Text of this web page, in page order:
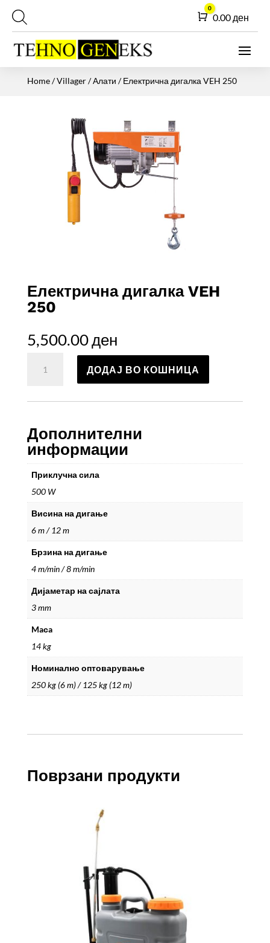
Cart
0
0.00 ден
Home/Villager/Алати / Електрична дигалка VEH 250
Електрична дигалка VEH
250
5,500.00ден
дигалка
250
ДОДАЈ ВО КОШНИЦА
Дополнителни
информации
Приклучна сила
500 W
Висина на дигање
6 m / 12 m
Брзина на дигање
4 m/min / 8 m/min
Дијаметар на сајлата
3 mm
Maсa
14 kg
Номинално оптоварување
250 kg (6 m) / 125 kg (12 m)
Поврзани продукти